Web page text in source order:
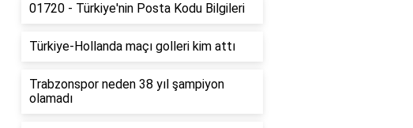
01720 - Türkiye'nin Posta Kodu Bilgileri
Türkiye-Hollanda maçı golleri kim attı
Trabzonspor neden 38 yıl şampiyon
olamadı